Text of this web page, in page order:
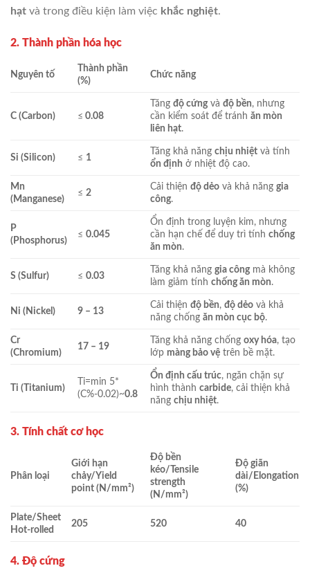
hạt và trong điều kiện làm việc khắc nghiệt.
2. Thành phần hóa học
Nguyên tố
Thành phần
(%)
Chức năng
C (Carbon) ≤ 0.08
Tăngđộ cứngvàđộ bền, nhưng
cần kiểm soát để tránhăn mòn
liên hạt.
Si (Silicon) ≤ 1
Tăng khả năngchịu nhiệt và tính
ổn định ở nhiệt độ cao.
Mn
(Manganese)
≤ 2
Cải thiệnđộ dẻo và khả nănggia
công.
P
(Phosphorus)
≤0.045
Ổn định trong luyện kim, nhưng
cần hạn chế để duy trì tínhchống
ăn mòn.
S (Sulfur) ≤0.03
Tăng khả nănggia côngmà không
làm giảm tínhchống ăn mòn.
Ni (Nickel) 9 – 13
Cải thiệnđộ bền,độ dẻo và khả
năng chốngăn mòn cục bộ.
Cr
(Chromium)
17 – 19
Tăng khả năng chốngoxy hóa, tạo
lớp màng bảo vệ trên bề mặt.
Ti (Titanium)
Ti=min 5*
(C%-0.02)~0.8
Ổn định cấu trúc, ngăn chặn sự
hình thànhcarbide, cải thiện khả
năngchịu nhiệt.
3. Tính chất cơ học
Phân loại
Giới hạn
chảy/Yield
point (N/mm²)
Độ bền
kéo/Tensile
strength
(N/mm²)
Độ giãn
dài/Elongation
(%)
Plate/Sheet
Hot-rolled
205 520 40
4. Độ cứng